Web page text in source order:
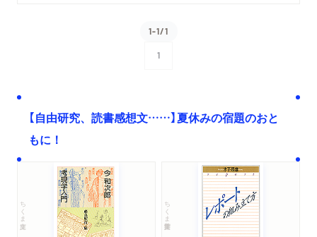
1-1/1
1
【自由研究、読書感想文……】夏休みの宿題のおと
もに！
ちくま文庫 ちくま学芸文庫